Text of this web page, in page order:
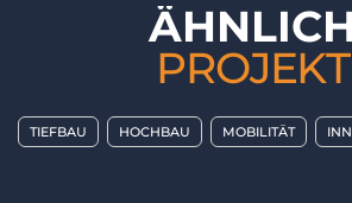
ÄHNLICH
PROJEKT
TIEFBAU HOCHBAU MOBILITÄT